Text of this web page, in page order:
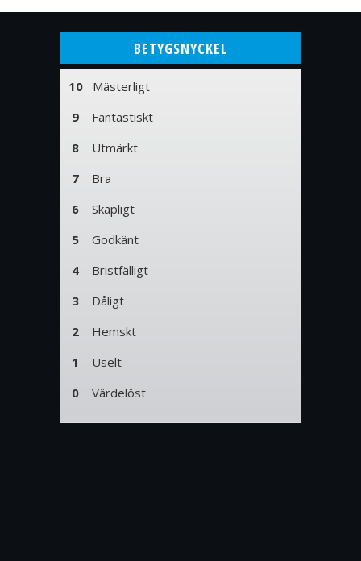
BETYGSNYCKEL
10 Mästerligt
9 Fantastiskt
8 Utmärkt
7 Bra
6 Skapligt
5 Godkänt
4 Bristfälligt
3 Dåligt
2 Hemskt
1 Uselt
0 Värdelöst